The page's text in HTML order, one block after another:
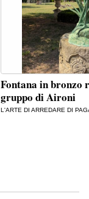
Fontana in bronzo
gruppo di Aironi
L'ARTE DI ARREDARE DI